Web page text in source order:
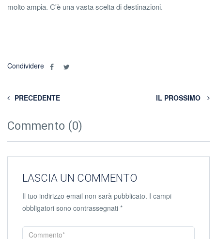
molto ampia. C'è una vasta scelta di destinazioni.
Condividere
PRECEDENTE IL PROSSIMO
Commento (0)
LASCIA UN COMMENTO
Il tuo indirizzo email non sarà pubblicato. I campi
obbligatori sono contrassegnati *